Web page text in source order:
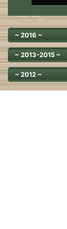
~ 2016 ~
~ 2013-2015 ~
~ 2012 ~